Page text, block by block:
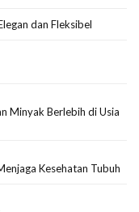
dan Fleksibel
Minyak Berlebih di Usia
Kesehatan Tubuh